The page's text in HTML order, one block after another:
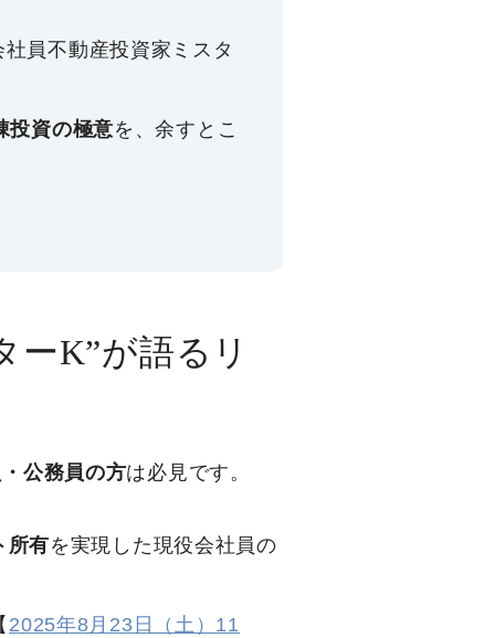
員不動産投資家ミスタ
投資の極意を、余すとこ
ーK”が語るリ
公務員の方は必見です。
所有を実現した現役会社員の
2025年8月23日（土）11